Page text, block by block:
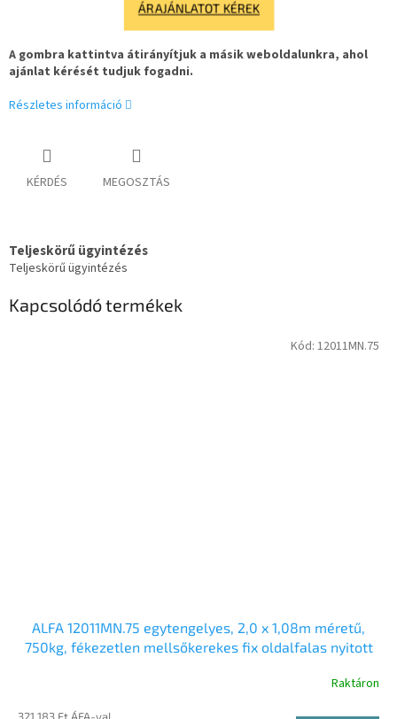
ÁRAJÁNLATOT KÉREK
A gombra kattintva átirányítjuk a másik weboldalunkra, ahol
ajánlat kérését tudjuk fogadni.
Részletes információ
KÉRDÉS MEGOSZTÁS
Teljeskörű ügyintézés
Teljeskörű ügyintézés
Kapcsolódó termékek
ALFA 12011MN.75 egytengelyes, 2,0 x 1,08m méretű,
750kg, fékezetlen mellsőkerekes fix oldalfalas nyitott
Raktáron
Kód: 12011MN.75